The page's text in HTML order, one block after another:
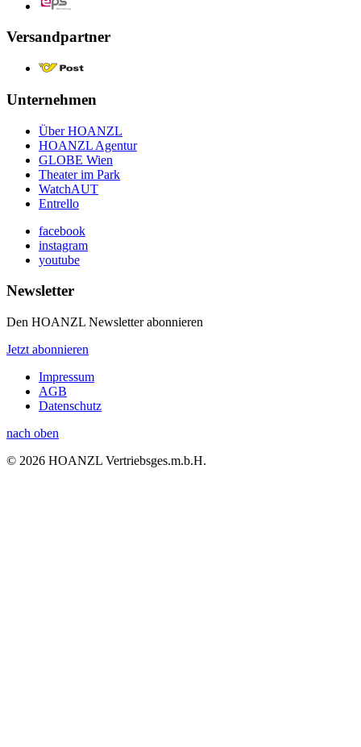
Versandpartner
Unternehmen
Über HOANZL
HOANZL Agentur
GLOBE Wien
Theater im Park
WatchAUT
Entrello
facebook
instagram
youtube
Newsletter
Den HOANZL Newsletter abonnieren
Jetzt abonnieren
Impressum
AGB
Datenschutz
nach oben
© 2026 HOANZL Vertriebsges.m.b.H.